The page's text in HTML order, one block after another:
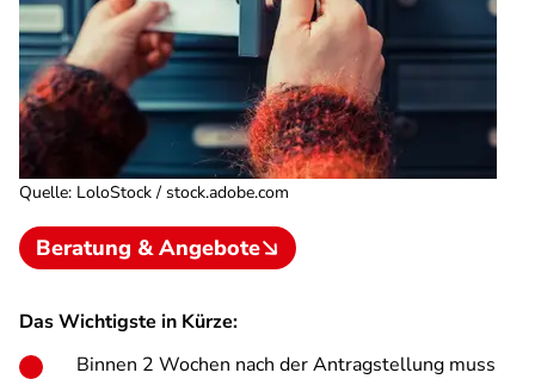
Quelle: LoloStock / stock.adobe.com
Beratung & Angebote
Das Wichtigste in Kürze:
Binnen 2 Wochen nach der Antragstellung muss